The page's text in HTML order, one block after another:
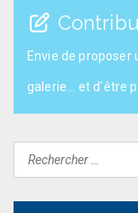
Envie de proposer
galerie... et d'être